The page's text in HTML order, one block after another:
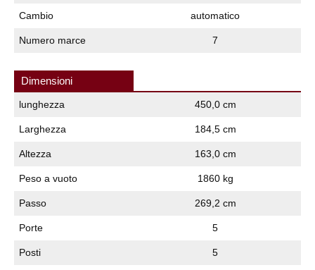
Cambio automatico
Numero marce 7
Dimensioni
lunghezza 450,0 cm
Larghezza 184,5 cm
Altezza 163,0 cm
Peso a vuoto 1860 kg
Passo 269,2 cm
Porte 5
Posti 5